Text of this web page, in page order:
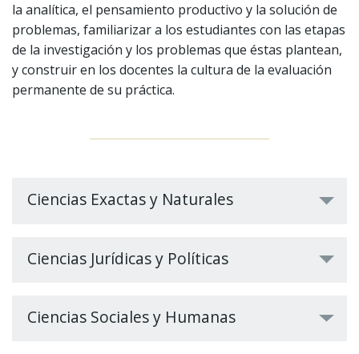
la analítica, el pensamiento productivo y la solución de
problemas, familiarizar a los estudiantes con las etapas
de la investigación y los problemas que éstas plantean,
y construir en los docentes la cultura de la evaluación
permanente de su práctica.
Ciencias Exactas y Naturales
Ciencias Jurídicas y Políticas
Ciencias Sociales y Humanas